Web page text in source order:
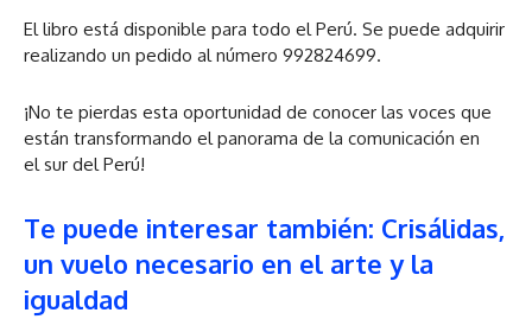
El libro está disponible para todo el Perú. Se puede adquirir
realizando un pedido al número 992824699.
¡No te pierdas esta oportunidad de conocer las voces que
están transformando el panorama de la comunicación en
el sur del Perú!
Te puede interesar también: Crisálidas,
un vuelo necesario en el arte y la
igualdad